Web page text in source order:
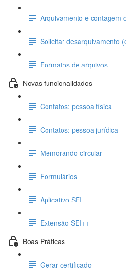
Arquivamento e contagem
Solicitar desarquivamento
Formatos de arquivos
Novas funcionalidades
Contatos: pessoa física
Contatos: pessoa jurídica
Memorando-circular
Formulários
Aplicativo SEI
Extensão SEI++
Boas Práticas
Gerar certificado